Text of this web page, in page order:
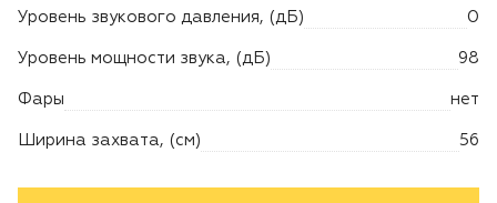
Уровень звукового давления, (дБ) 0
Уровень мощности звука, (дБ) 98
Фары нет
Ширина захвата, (см) 56